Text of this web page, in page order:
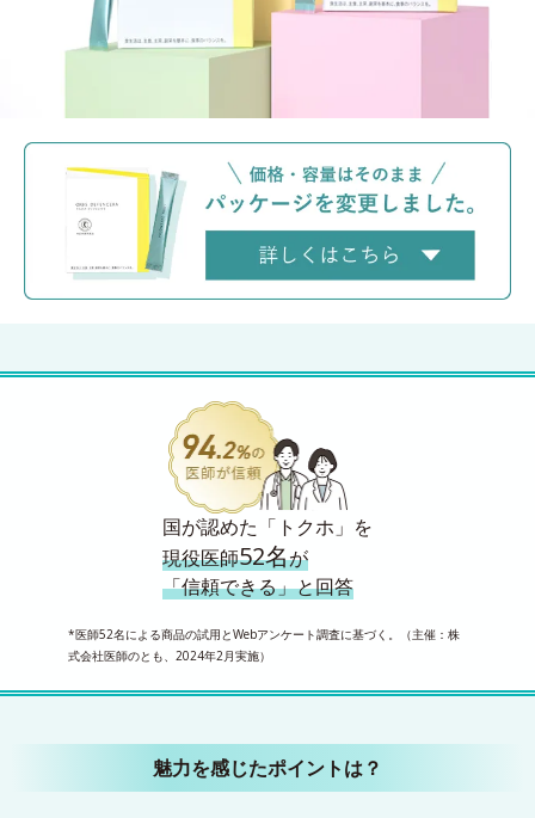
国が認めた「トクホ」を
現役医師52名が
「信頼できる」と回答
*医師52名による商品の試用とWebアンケート調査に基づく。（主催：株
式会社医師のとも、2024年2月実施）
魅力を感じたポイントは？